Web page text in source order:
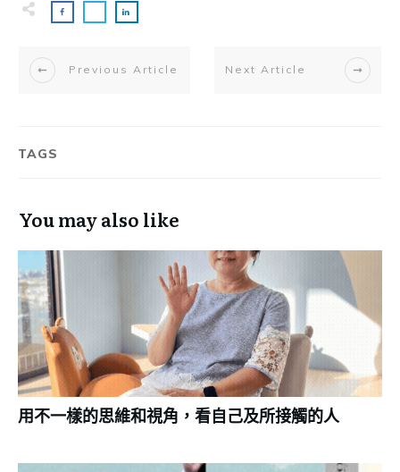
Previous Article Next Article
TAGS
You may also like
用不一樣的思維和視角，看自己及所接觸的人